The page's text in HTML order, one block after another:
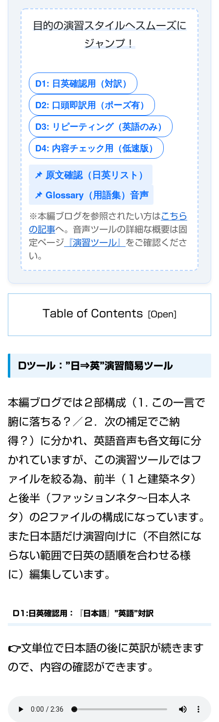
目的の演習スタイルへスムーズに
ジャンプ！
D1: 日英確認用（対訳）
D2: 口頭即訳用（ポーズ有）
D3: リピーティング（英語のみ）
D4: 内容チェック用（低速版）
📌 原文確認（日英リスト）
📌 Glossary（用語集）音声
※本編ブログを参照されたい方はこちら
の記事へ。音声ツールの詳細な概要は固
定ページ 『演習ツール』 をご確認くださ
い。
Table of Contents
Dツール：”日⇒英”演習簡易ツール
本編ブログでは２部構成（1. この一言で
腑に落ちる？／２．次の補足でご納
得？）に分かれ、英語音声も各文毎に分
かれていますが、この演習ツールではフ
ァイルを絞る為、前半（１と建築ネタ）
と後半（ファッションネタ～日本人ネ
タ）の2ファイルの構成になっています。
また日本語だけ演習向けに（不自然にな
らない範囲で日英の語順を合わせる様
に）編集しています。
D1:日英確認用：『日本語』”英語”対訳
👉文単位で日本語の後に英訳が続きます
ので、内容の確認ができます。